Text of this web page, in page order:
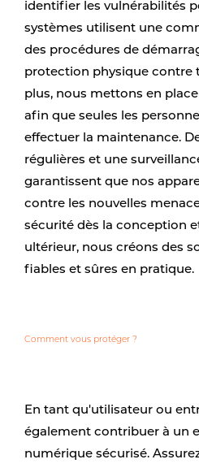
identifier les vulnérabilités
systèmes utilisent une
des procédures de
protection physique contre
plus, nous mettons en
afin que seules les
effectuer la maintenance.
régulières et une
garantissent que nos
contre les nouvelles
sécurité dès la conception
ultérieur, nous créons des
fiables et sûres en pratique.
Comment vous protéger ?
En tant qu'utilisateur ou
également contribuer à un
numérique sécurisé.